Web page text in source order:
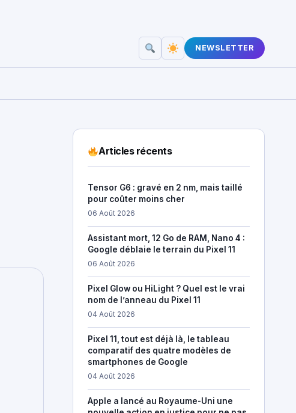
NEWSLETTER
Articles récents
Tensor G6 : gravé en 2 nm, mais taillé
pour coûter moins cher
06 Août 2026
Assistant mort, 12 Go de RAM, Nano 4 :
Google déblaie le terrain du Pixel 11
06 Août 2026
Pixel Glow ou HiLight ? Quel est le vrai
nom de l’anneau du Pixel 11
04 Août 2026
Pixel 11, tout est déjà là, le tableau
comparatif des quatre modèles de
smartphones de Google
04 Août 2026
Apple a lancé au Royaume-Uni une